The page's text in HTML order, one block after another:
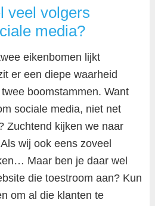
veel volgers
media?
eikenbomen lijkt
er een diepe waarheid
boomstammen. Want
sociale media, niet net
Zuchtend kijken we naar
wij ook eens zoveel
Maar ben je daar wel
die toestroom aan? Kun
om al die klanten te